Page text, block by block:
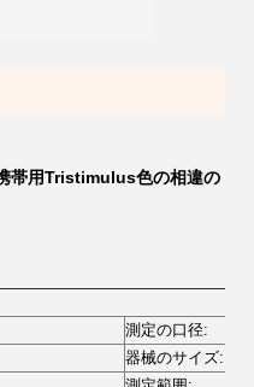
帯用Tristimulus色の相違の
測定の口径:
器械のサイズ: